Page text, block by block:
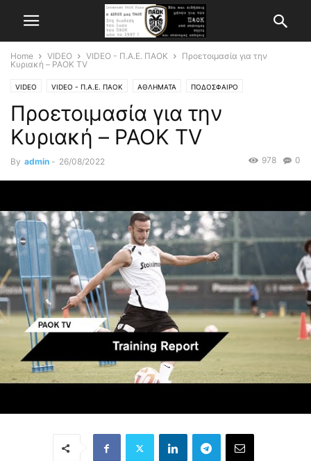
Home VIDEO VIDEO - Π.Α.Ε. ΠΑΟΚ
Προετοιμασία για την
Κυριακή – PAOK TV
VIDEO VIDEO - Π.Α.Ε. ΠΑΟΚ ΑΘΛΗΜΑΤΑ ΠΟΔΟΣΦΑΙΡΟ
Προετοιμασία για την
Κυριακή – PAOK TV
By admin - 26/08/2022 0
978